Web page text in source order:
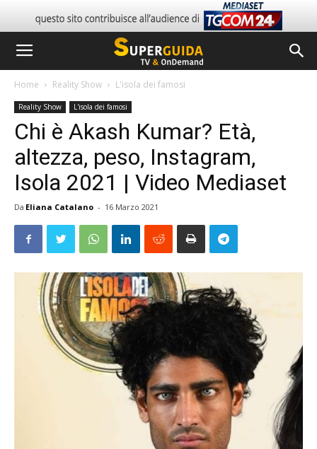
Home Reality Show L'isola dei famosi
Reality Show L'isola dei famosi
Chi è Akash Kumar? Età,
altezza, peso, Instagram,
Isola 2021 | Video Mediaset
Da Eliana Catalano - 16 Marzo 2021